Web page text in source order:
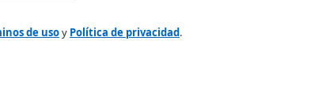
de usoy Política de privacidad.